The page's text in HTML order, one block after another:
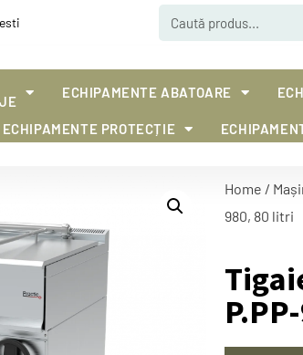
ECHIPAMENTE ABATOARE
ECHIPAMENTE PROTECȚIE
Home /
980, 80 litri